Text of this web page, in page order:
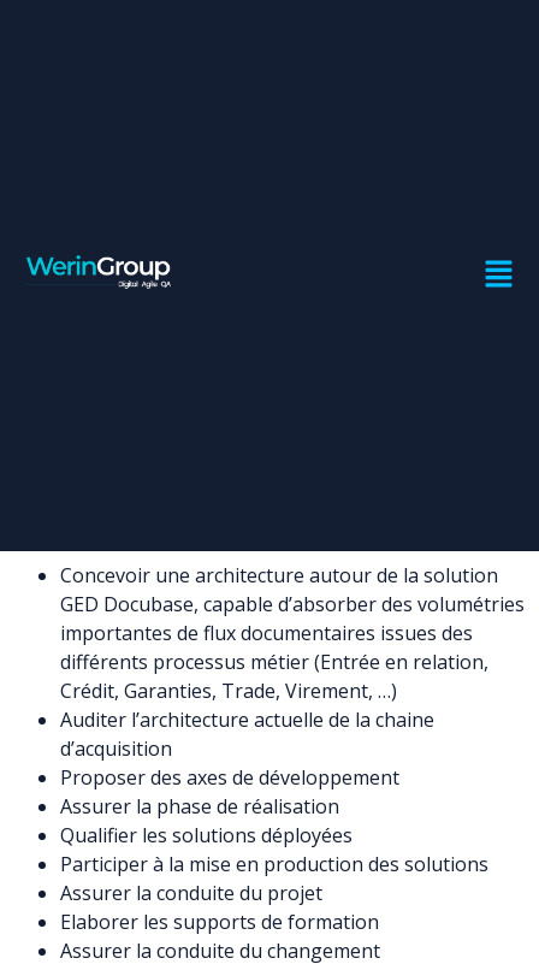
Contrat:
Ville:Casablanca
Concevoir une architecture autour de la solution
GED Docubase, capable d’absorber des volumétries
importantes de flux documentaires issues des
différents processus métier (Entrée en relation,
Crédit, Garanties, Trade, Virement, …)
Auditer l’architecture actuelle de la chaine
d’acquisition
Proposer des axes de développement
Assurer la phase de réalisation
Qualifier les solutions déployées
Participer à la mise en production des solutions
Assurer la conduite du projet
Elaborer les supports de formation
Assurer la conduite du changement